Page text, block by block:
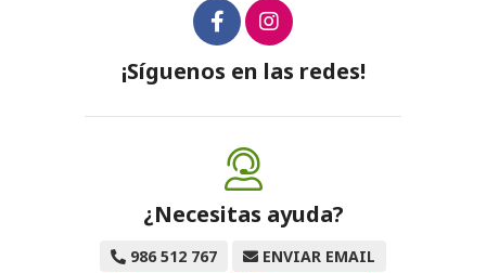
¡Síguenos en las redes!
¿Necesitas ayuda?
986 512 767
ENVIAR EMAIL